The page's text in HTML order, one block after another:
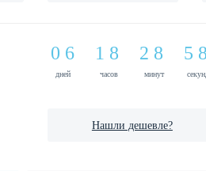
дней
9
9
0
0 5
5
6
6
часов
1
1
1
1 7
7
8
8
минут
1
1
2
2 9
9
8
8 0
0
5
5 8
8
7
7
Нашли дешевле?